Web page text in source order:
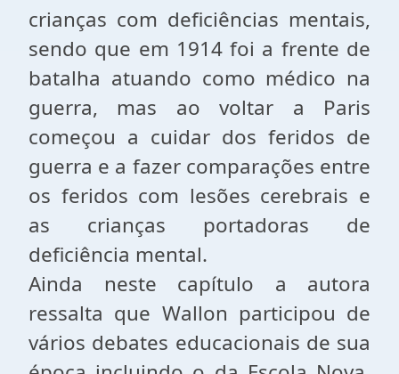
crianças com deficiências mentais,
sendo que em 1914 foi a frente de
batalha atuando como médico na
guerra, mas ao voltar a Paris
começou a cuidar dos feridos de
guerra e a fazer comparações entre
os feridos com lesões cerebrais e
as crianças portadoras de
deficiência mental.
Ainda neste capítulo a autora
ressalta que Wallon participou de
vários debates educacionais de sua